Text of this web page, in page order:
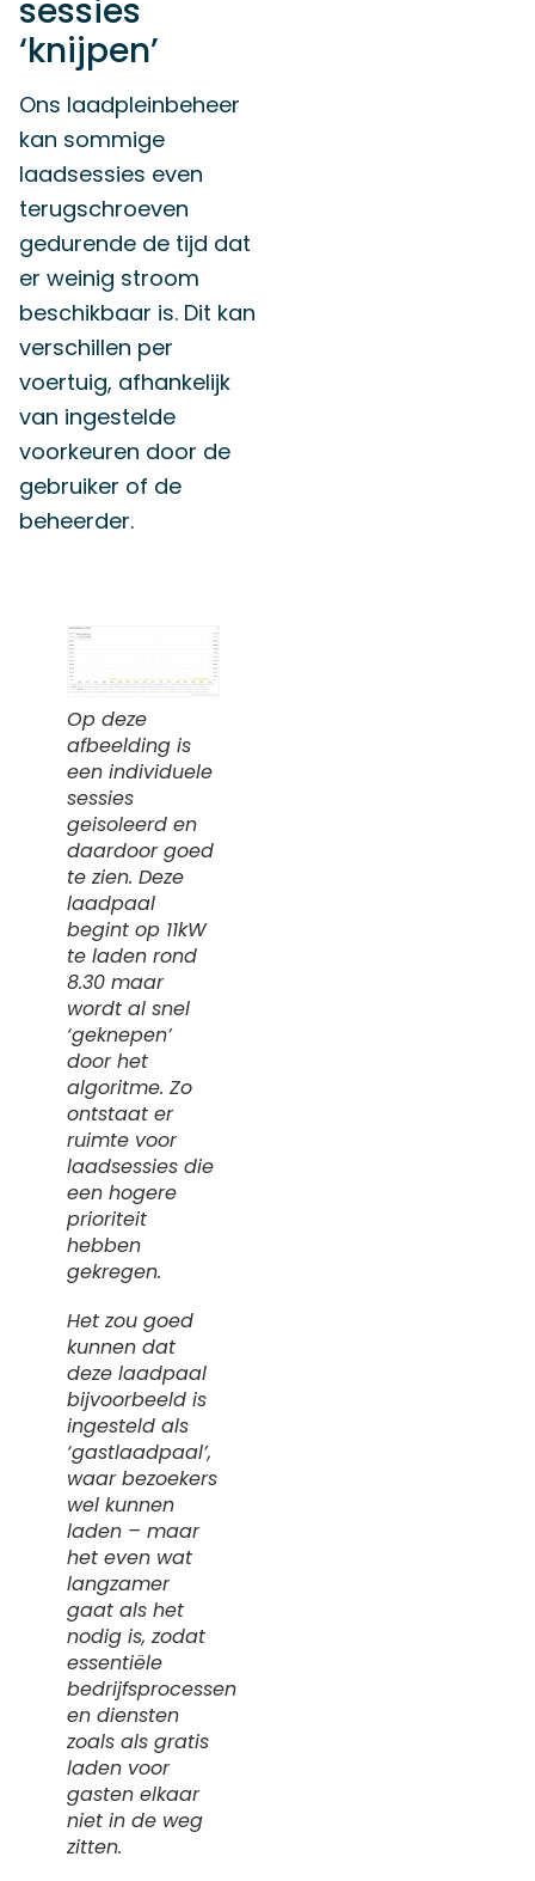
sessies
‘knijpen’
Ons laadpleinbeheer
kan sommige
laadsessies even
terugschroeven
gedurende de tijd dat
er weinig stroom
beschikbaar is. Dit kan
verschillen per
voertuig, afhankelijk
van ingestelde
voorkeuren door de
gebruiker of de
beheerder.
Op deze
afbeelding is
een individuele
sessies
geisoleerd en
daardoor goed
te zien. Deze
laadpaal
begint op 11kW
te laden rond
8.30 maar
wordt al snel
‘geknepen’
door het
algoritme. Zo
ontstaat er
ruimte voor
laadsessies die
een hogere
prioriteit
hebben
gekregen.
Het zou goed
kunnen dat
deze laadpaal
bijvoorbeeld is
ingesteld als
‘gastlaadpaal’,
waar bezoekers
wel kunnen
laden – maar
het even wat
langzamer
gaat als het
nodig is, zodat
essentiële
bedrijfsprocessen
en diensten
zoals als gratis
laden voor
gasten elkaar
niet in de weg
zitten.